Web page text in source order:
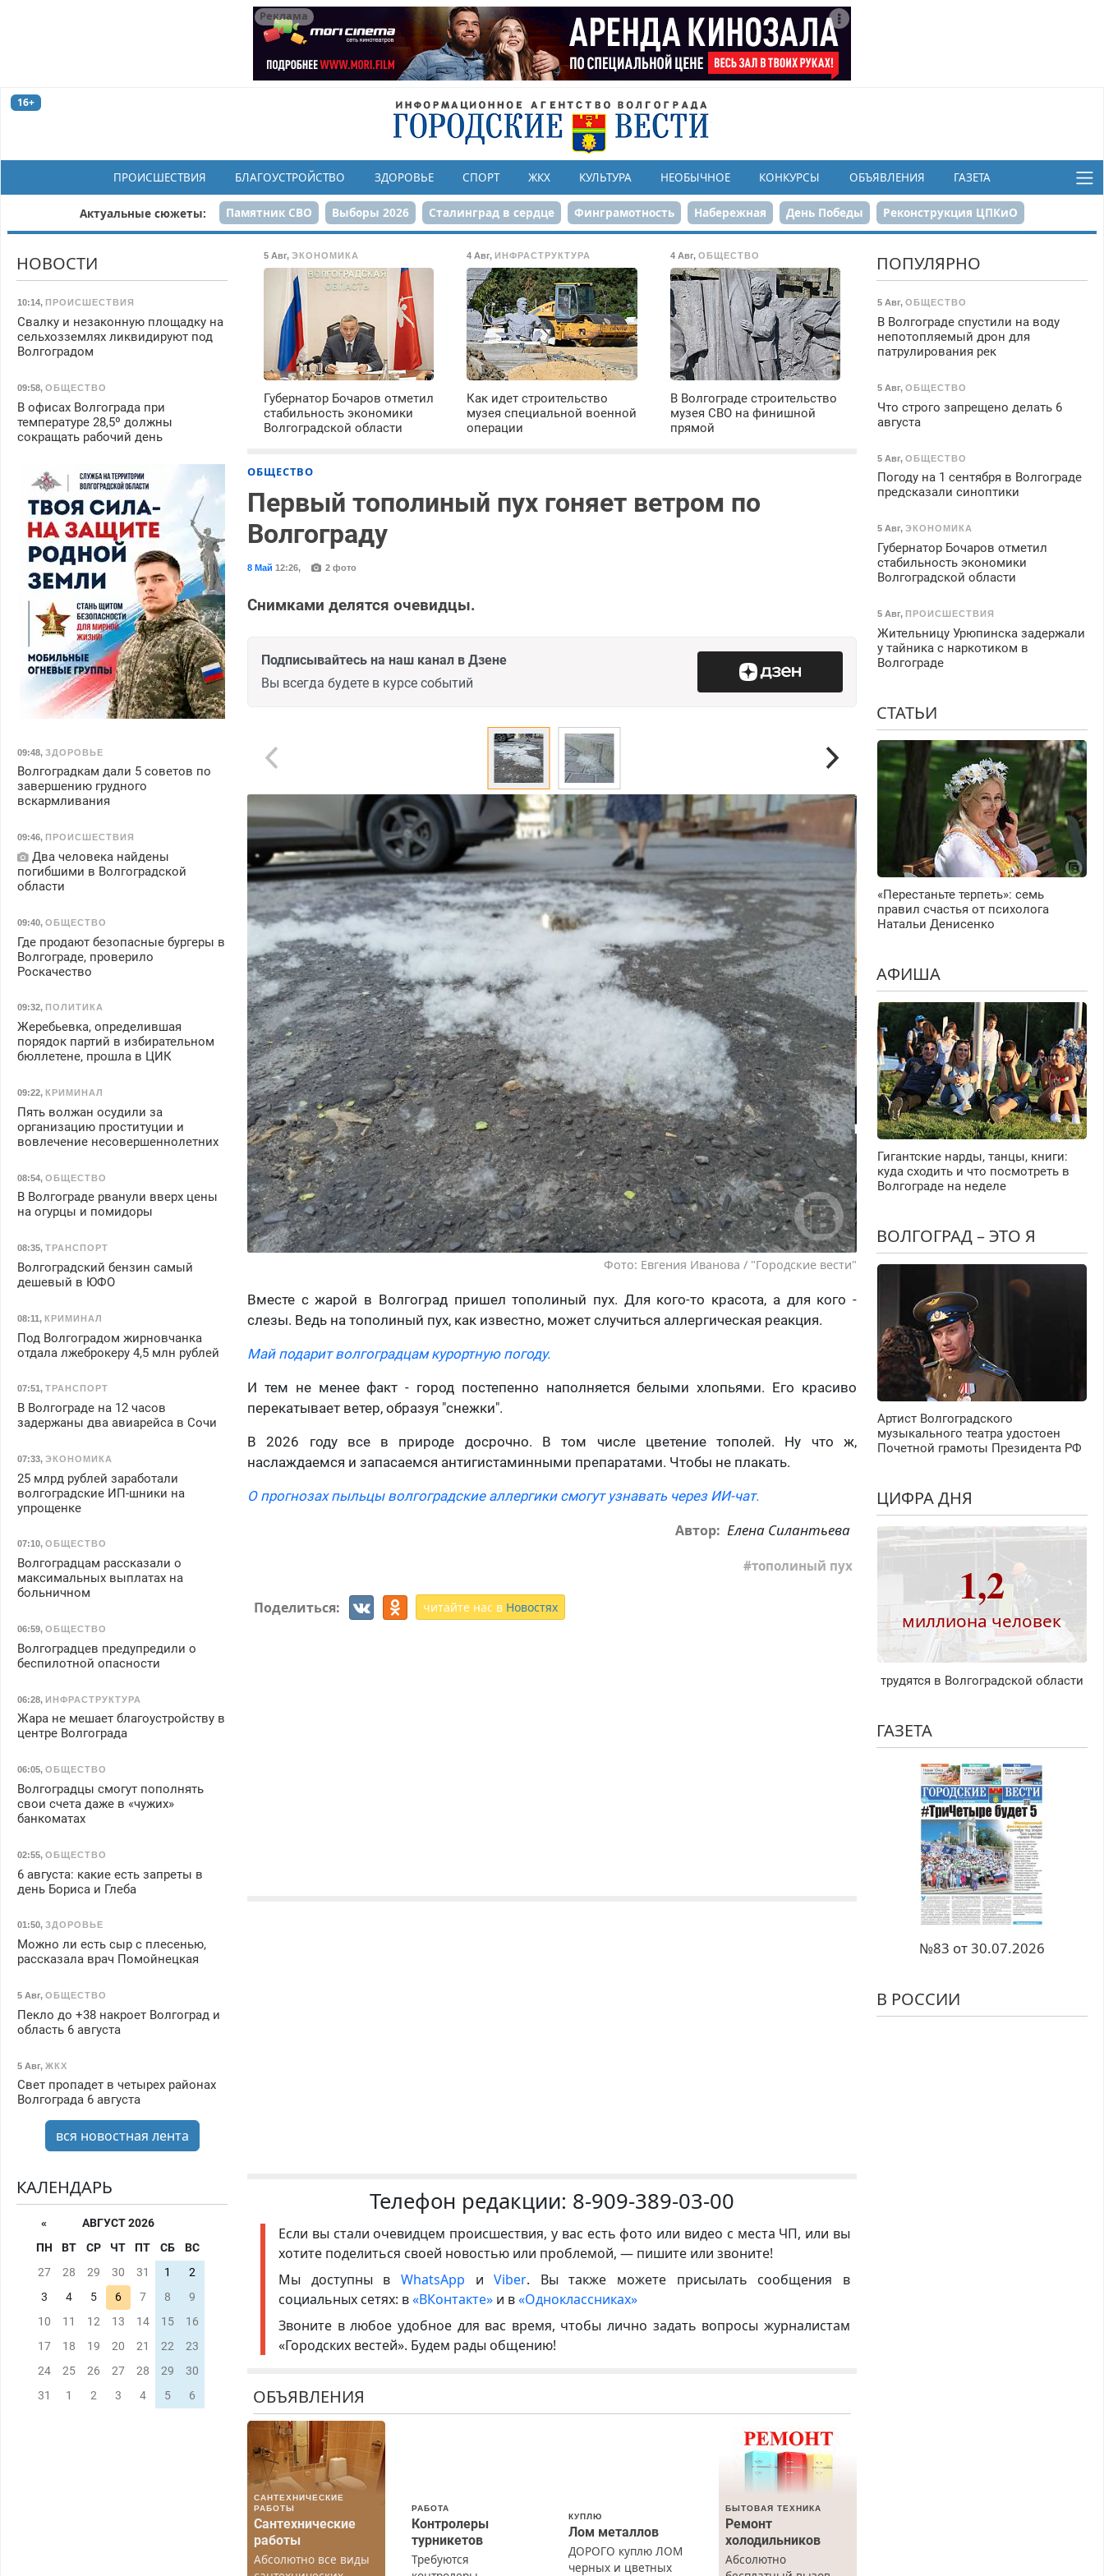
Реклама
16+
ПРОИСШЕСТВИЯ БЛАГОУСТРОЙСТВО ЗДОРОВЬЕ СПОРТ ЖКХ КУЛЬТУРА НЕОБЫЧНОЕ КОНКУРСЫ ОБЪЯВЛЕНИЯ ГАЗЕТА
Актуальные сюжеты: Памятник СВО Выборы 2026 Сталинград в сердце Финграмотность Набережная День Победы Реконструкция ЦПКиО
80-летие Победы Парк Героев-летчиков
5 Авг,ЭКОНОМИКА
Губернатор Бочаров отметил
стабильность экономики
Волгоградской области
4 Авг, ИНФРАСТРУКТУРА
Как идет строительство
музея специальной военной
операции
4 Авг, ОБЩЕСТВО
В Волгограде строительство
музея СВО на финишной
прямой
ОБЩЕСТВО
Первый тополиный пух гоняет ветром по
Волгограду
8 Май 12:26, 2 фото
Снимками делятся очевидцы.
Подписывайтесь на наш канал в Дзене
Вы всегда будете в курсе событий
Фото: Евгения Иванова / "Городские вести"
Вместе с жарой в Волгоград пришел тополиный пух. Для кого-то красота, а для кого -
слезы. Ведь на тополиный пух, как известно, может случиться аллергическая реакция.
Май подарит волгоградцам курортную погоду.
И тем не менее факт - город постепенно наполняется белыми хлопьями. Его красиво
перекатывает ветер, образуя "снежки".
В 2026 году все в природе досрочно. В том числе цветение тополей. Ну что ж,
наслаждаемся и запасаемся антигистаминными препаратами. Чтобы не плакать.
О прогнозах пыльцы волгоградские аллергики смогут узнавать через ИИ-чат.
Автор: Елена Силантьева
тополиный пух
Поделиться: читайте нас в Новостях
Телефон редакции: 8-909-389-03-00
Если вы стали очевидцем происшествия, у вас есть фото или видео с места ЧП, или вы
хотите поделиться своей новостью или проблемой, — пишите или звоните!
Мы доступны в WhatsApp иViber. Вы также можете присылать сообщения в
социальных сетях: в«ВКонтакте» и в«Одноклассниках»
Звоните в любое удобное для вас время, чтобы лично задать вопросы журналистам
«Городских вестей». Будем рады общению!
ОБЪЯВЛЕНИЯ
САНТЕХНИЧЕСКИЕ
РАБОТЫ
Сантехнические
работы
Абсолютно все виды
РАБОТА
Контролеры
турникетов
Требуются
КУПЛЮ
Лом металлов
ДОРОГО куплю ЛОМ
черных и цветных
БЫТОВАЯ ТЕХНИКА
Ремонт
холодильников
Абсолютно
НОВОСТИ
10:14, ПРОИСШЕСТВИЯ
Свалку и незаконную площадку на
сельхозземлях ликвидируют под
Волгоградом
09:58, ОБЩЕСТВО
В офисах Волгограда при
температуре 28,5º должны
сокращать рабочий день
09:48, ЗДОРОВЬЕ
Волгоградкам дали 5 советов по
завершению грудного
вскармливания
09:46, ПРОИСШЕСТВИЯ
Два человека найдены
погибшими в Волгоградской
области
09:40, ОБЩЕСТВО
Где продают безопасные бургеры в
Волгограде, проверило
Роскачество
09:32, ПОЛИТИКА
Жеребьевка, определившая
порядок партий в избирательном
бюллетене, прошла в ЦИК
09:22, КРИМИНАЛ
Пять волжан осудили за
организацию проституции и
вовлечение несовершеннолетних
08:54, ОБЩЕСТВО
В Волгограде рванули вверх цены
на огурцы и помидоры
08:35, ТРАНСПОРТ
Волгоградский бензин самый
дешевый в ЮФО
08:11, КРИМИНАЛ
Под Волгоградом жирновчанка
отдала лжеброкеру 4,5 млн рублей
07:51 , ТРАНСПОРТ
В Волгограде на 12 часов
задержаны два авиарейса в Сочи
07:33, ЭКОНОМИКА
25 млрд рублей заработали
волгоградские ИП-шники на
упрощенке
07:10, ОБЩЕСТВО
Волгоградцам рассказали о
максимальных выплатах на
больничном
06:59, ОБЩЕСТВО
Волгоградцев предупредили о
беспилотной опасности
06:28, ИНФРАСТРУКТУРА
Жара не мешает благоустройству в
центре Волгограда
06:05, ОБЩЕСТВО
Волгоградцы смогут пополнять
свои счета даже в «чужих»
банкоматах
02:55, ОБЩЕСТВО
6 августа: какие есть запреты в
день Бориса и Глеба
01:50, ЗДОРОВЬЕ
Можно ли есть сыр с плесенью,
рассказала врач Помойнецкая
5 Авг, ОБЩЕСТВО
Пекло до +38 накроет Волгоград и
область 6 августа
5 Авг, ЖКХ
Свет пропадет в четырех районах
Волгограда 6 августа
вся новостная лента
КАЛЕНДАРЬ
«
АВГУСТ 2026
ПН
ВТ СР ЧТ ПТ СБ
ВС
27
28 29 30 31 1
2
3
4 5 6 7 8
9
10
11 12 13 14 15
16
17
18 19 20 21 22
23
24
25 26 27 28 29
30
31
1 2 3 4 5 6
ПОПУЛЯРНО
5 Авг, ОБЩЕСТВО
В Волгограде спустили на воду
непотопляемый дрон для
патрулирования рек
5 Авг, ОБЩЕСТВО
Что строго запрещено делать 6
августа
5 Авг, ОБЩЕСТВО
Погоду на 1 сентября в Волгограде
предсказали синоптики
5 Авг, ЭКОНОМИКА
Губернатор Бочаров отметил
стабильность экономики
Волгоградской области
5 Авг, ПРОИСШЕСТВИЯ
Жительницу Урюпинска задержали
у тайника с наркотиком в
Волгограде
СТАТЬИ
«Перестаньте терпеть»: семь
правил счастья от психолога
Натальи Денисенко
АФИША
Гигантские нарды, танцы, книги:
куда сходить и что посмотреть в
Волгограде на неделе
ВОЛГОГРАД – ЭТО Я
Артист Волгоградского
музыкального театра удостоен
Почетной грамоты Президента РФ
ЦИФРА ДНЯ
1,2
миллиона человек
трудятся в Волгоградской области
ГАЗЕТА
№83 от 30.07.2026
В РОССИИ